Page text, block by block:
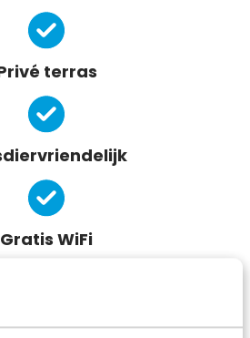
terras
Gratis WiFi
van uw vakantie